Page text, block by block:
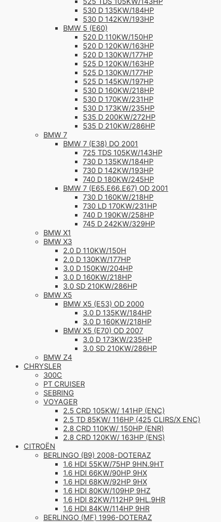
530 D 135KW/184HP
530 D 142KW/193HP
BMW 5 (E60)
520 D 110KW/150HP
520 D 120KW/163HP
520 D 130KW/177HP
525 D 120KW/163HP
525 D 130KW/177HP
525 D 145KW/197HP
530 D 160KW/218HP
530 D 170KW/231HP
530 D 173KW/235HP
535 D 200KW/272HP
535 D 210KW/286HP
BMW 7
BMW 7 (E38) DO 2001
725 TDS 105KW/143HP
730 D 135KW/184HP
730 D 142KW/193HP
740 D 180KW/245HP
BMW 7 (E65.E66.E67) OD 2001
730 D 160KW/218HP
730 LD 170KW/231HP
740 D 190KW/258HP
745 D 242KW/329HP
BMW X1
BMW X3
2.0 D 110KW/150H
2.0 D 130KW/177HP
3.0 D 150KW/204HP
3.0 D 160KW/218HP
3.0 SD 210KW/286HP
BMW X5
BMW X5 (E53) OD 2000
3.0 D 135KW/184HP
3.0 D 160KW/218HP
BMW X5 (E70) OD 2007
3.0 D 173KW/235HP
3.0 SD 210KW/286HP
BMW Z4
CHRYSLER
300C
PT CRUISER
SEBRING
VOYAGER
2.5 CRD 105KW/ 141HP (ENC)
2.5 TD 85KW/ 116HP (425 CLIRS/X ENC)
2.8 CRD 110KW/ 150HP (ENR)
2.8 CRD 120KW/ 163HP (ENS)
CITROËN
BERLINGO (B9) 2008-DOTERAZ
1.6 HDI 55KW/75HP 9HN.9HT
1.6 HDI 66KW/90HP 9HX
1.6 HDI 68KW/92HP 9HX
1.6 HDI 80KW/109HP 9HZ
1.6 HDI 82KW/112HP 9HL.9HR
1.6 HDI 84KW/114HP 9HR
BERLINGO (MF) 1996-DOTERAZ